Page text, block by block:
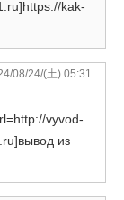
kak-
08/24/(土) 05:31
vyvod-
из